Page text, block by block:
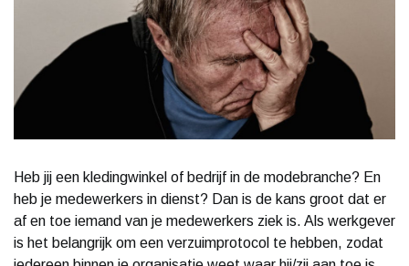
Heb jij een kledingwinkel of bedrijf in de modebranche? En
heb je medewerkers in dienst? Dan is de kans groot dat er
af en toe iemand van je medewerkers ziek is. Als werkgever
is het belangrijk om een verzuimprotocol te hebben, zodat